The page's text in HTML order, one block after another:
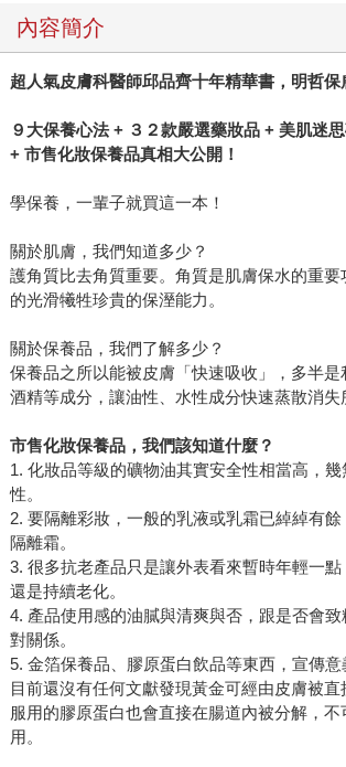
內容簡介
超人氣皮膚科醫師邱品齊十年精華書，明哲保
９大保養心法 + ３２款嚴選藥妝品 + 美肌迷
+ 市售化妝保養品真相大公開！
學保養，一輩子就買這一本！
關於肌膚，我們知道多少？
護角質比去角質重要。角質是肌膚保水的重要
的光滑犧牲珍貴的保溼能力。
關於保養品，我們了解多少？
保養品之所以能被皮膚「快速吸收」，多半
酒精等成分，讓油性、水性成分快速蒸散消失
市售化妝保養品，我們該知道什麼？
1. 化妝品等級的礦物油其實安全性相當高，
性。
2. 要隔離彩妝，一般的乳液或乳霜已綽綽有餘
隔離霜。
3. 很多抗老產品只是讓外表看來暫時年輕一
還是持續老化。
4. 產品使用感的油膩與清爽與否，跟是否會
對關係。
5. 金箔保養品、膠原蛋白飲品等東西，宣傳意
目前還沒有任何文獻發現黃金可經由皮膚被
服用的膠原蛋白也會直接在腸道內被分解，不
用。